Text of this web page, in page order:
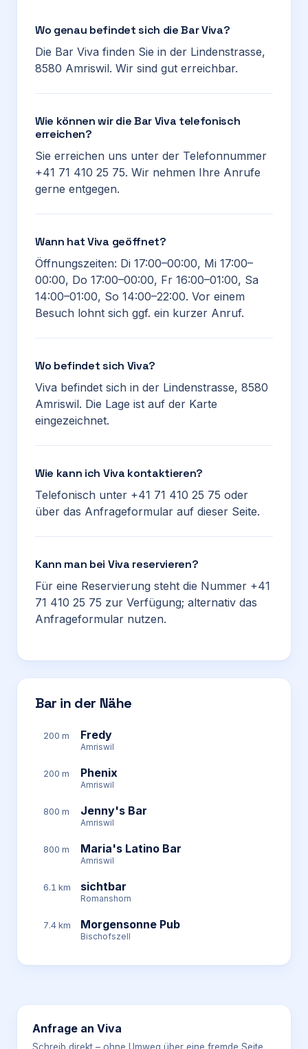
Wo genau befindet sich die Bar Viva?
Die Bar Viva finden Sie in der Lindenstrasse,
8580 Amriswil. Wir sind gut erreichbar.
Wie können wir die Bar Viva telefonisch
erreichen?
Sie erreichen uns unter der Telefonnummer
+41 71 410 25 75. Wir nehmen Ihre Anrufe
gerne entgegen.
Wann hat Viva geöffnet?
Öffnungszeiten: Di 17:00–00:00, Mi 17:00–
00:00, Do 17:00–00:00, Fr 16:00–01:00, Sa
14:00–01:00, So 14:00–22:00. Vor einem
Besuch lohnt sich ggf. ein kurzer Anruf.
Wo befindet sich Viva?
Viva befindet sich in der Lindenstrasse, 8580
Amriswil. Die Lage ist auf der Karte
eingezeichnet.
Wie kann ich Viva kontaktieren?
Telefonisch unter +41 71 410 25 75 oder
über das Anfrageformular auf dieser Seite.
Kann man bei Viva reservieren?
Für eine Reservierung steht die Nummer +41
71 410 25 75 zur Verfügung; alternativ das
Anfrageformular nutzen.
Bar in der Nähe
200 m Fredy
Amriswil
200 m Phenix
Amriswil
800 m Jenny's Bar
Amriswil
800 m Maria's Latino Bar
Amriswil
6.1 km sichtbar
Romanshorn
7.4 km Morgensonne Pub
Bischofszell
Anfrage an Viva